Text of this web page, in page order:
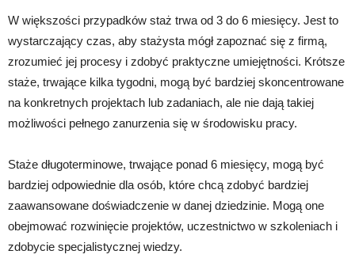
W większości przypadków staż trwa od 3 do 6 miesięcy. Jest to
wystarczający czas, aby stażysta mógł zapoznać się z firmą,
zrozumieć jej procesy i zdobyć praktyczne umiejętności. Krótsze
staże, trwające kilka tygodni, mogą być bardziej skoncentrowane
na konkretnych projektach lub zadaniach, ale nie dają takiej
możliwości pełnego zanurzenia się w środowisku pracy.
Staże długoterminowe, trwające ponad 6 miesięcy, mogą być
bardziej odpowiednie dla osób, które chcą zdobyć bardziej
zaawansowane doświadczenie w danej dziedzinie. Mogą one
obejmować rozwinięcie projektów, uczestnictwo w szkoleniach i
zdobycie specjalistycznej wiedzy.